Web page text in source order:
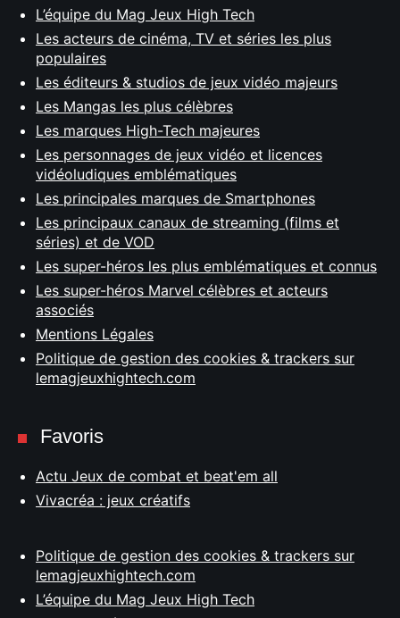
L’équipe du Mag Jeux High Tech
Les acteurs de cinéma, TV et séries les plus
populaires
Les éditeurs & studios de jeux vidéo majeurs
Les Mangas les plus célèbres
Les marques High-Tech majeures
Les personnages de jeux vidéo et licences
vidéoludiques emblématiques
Les principales marques de Smartphones
Les principaux canaux de streaming (films et
séries) et de VOD
Les super-héros les plus emblématiques et connus
Les super-héros Marvel célèbres et acteurs
associés
Mentions Légales
Politique de gestion des cookies & trackers sur
lemagjeuxhightech.com
Favoris
Actu Jeux de combat et beat'em all
Vivacréa : jeux créatifs
Politique de gestion des cookies & trackers sur
lemagjeuxhightech.com
L’équipe du Mag Jeux High Tech